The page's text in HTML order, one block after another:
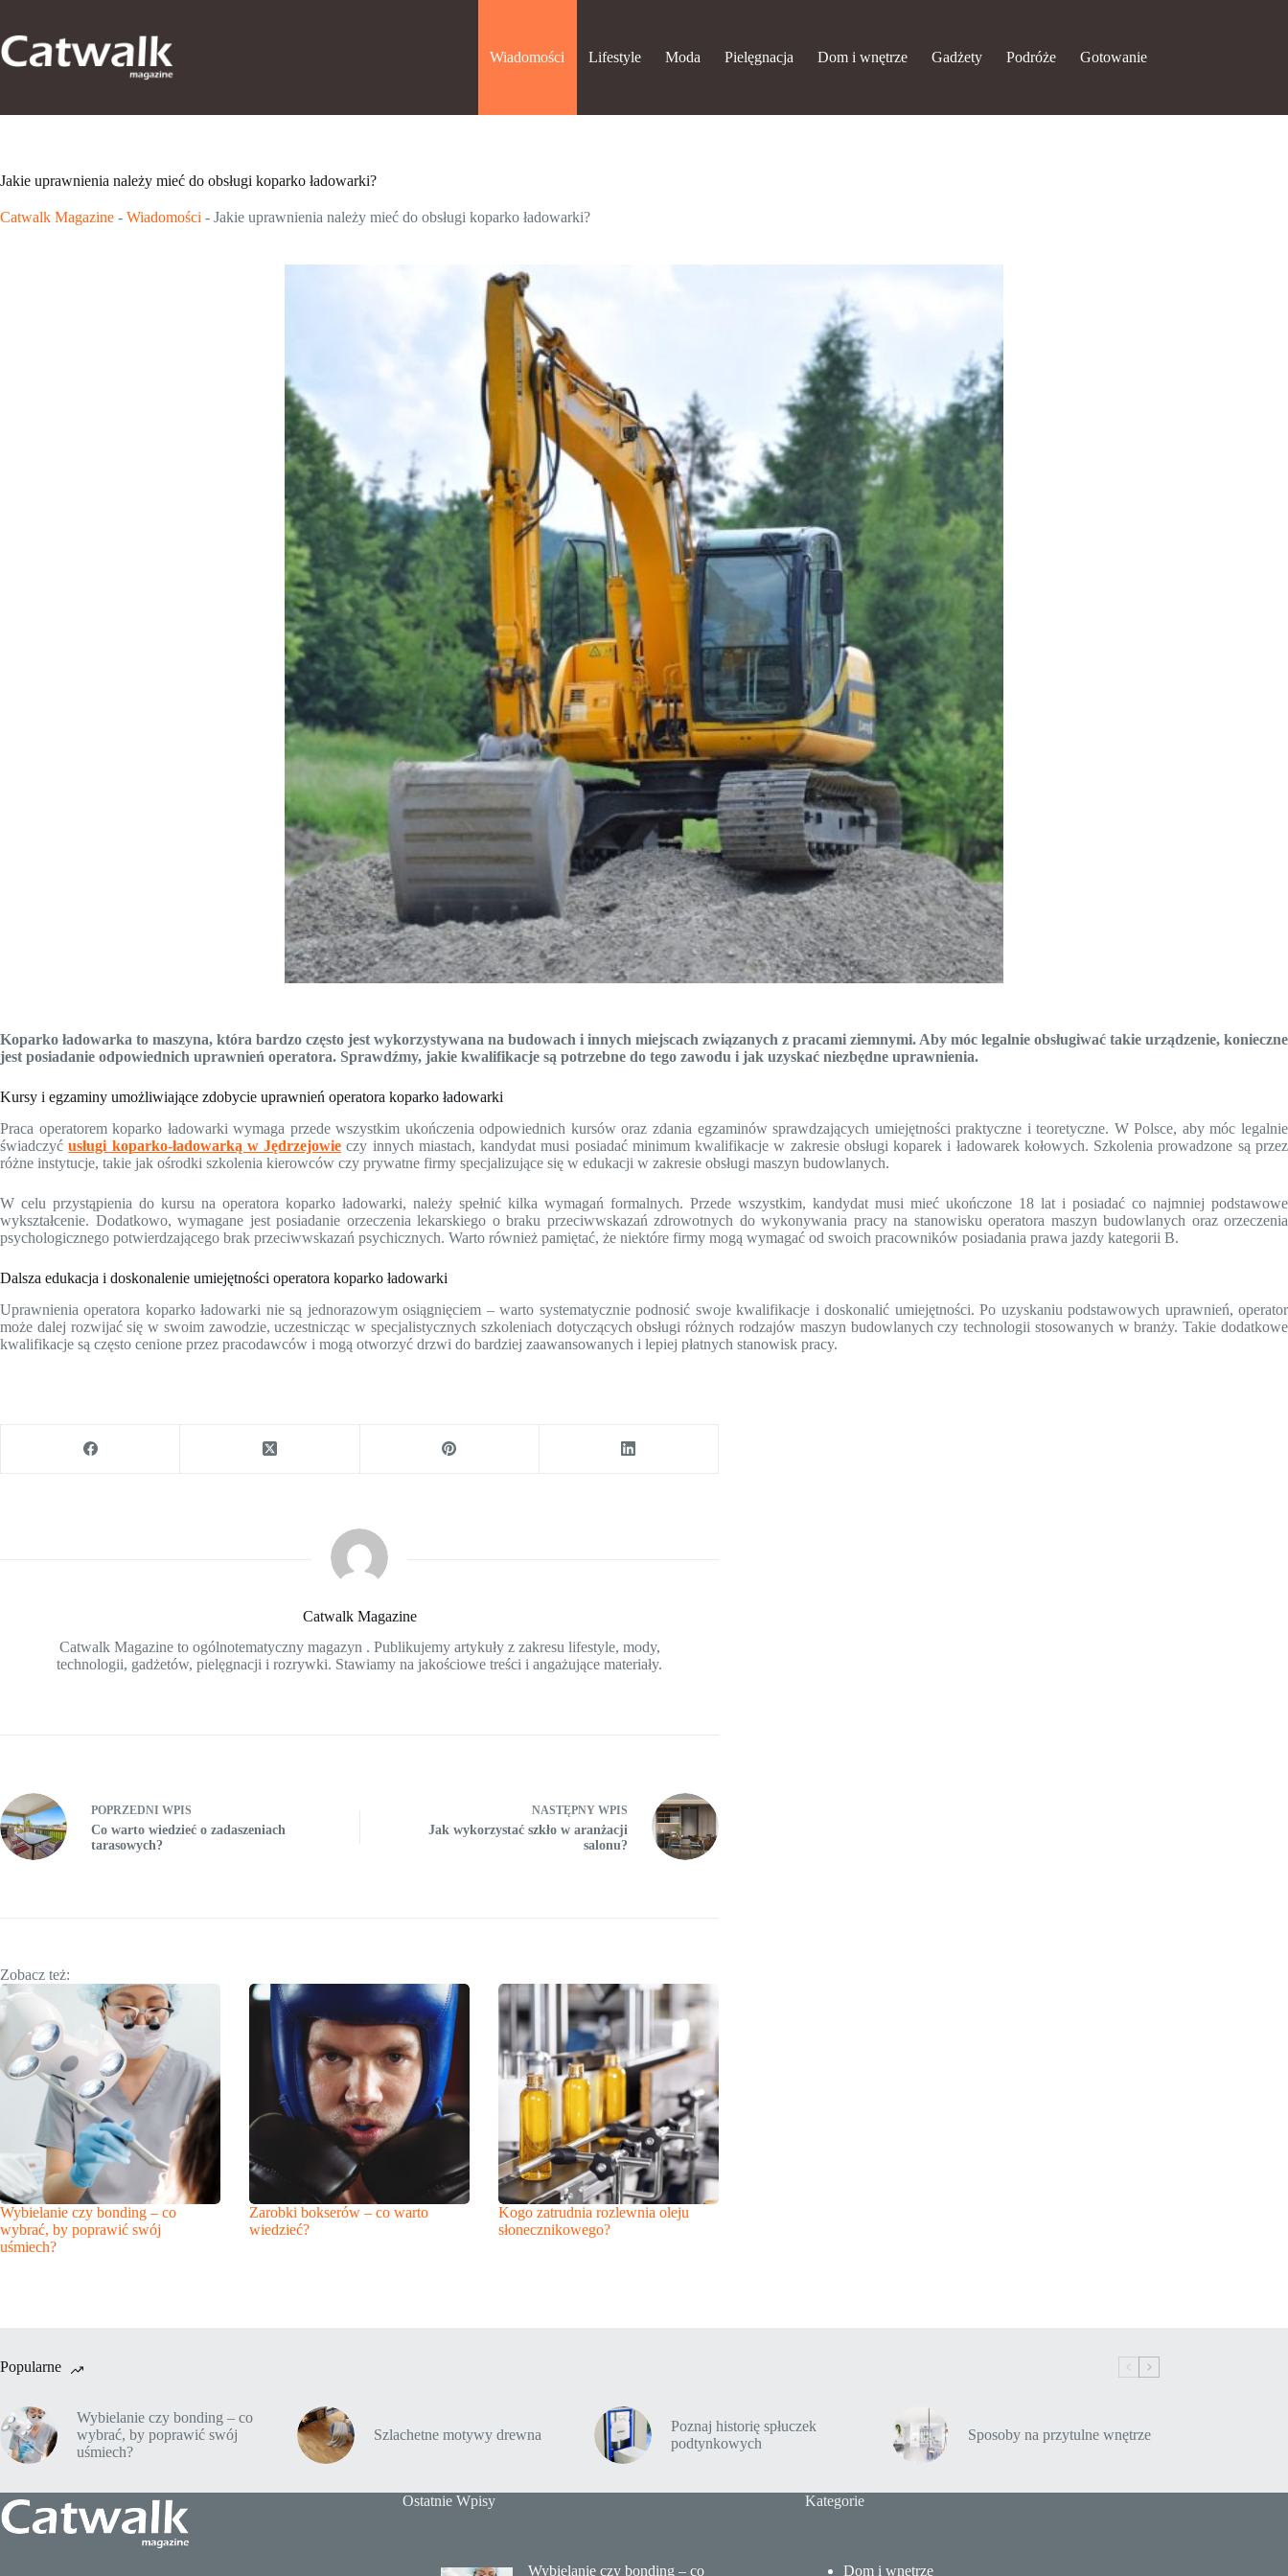
treści
Wiadomości
Lifestyle Moda Pielęgnacja Dom i wnętrze Gadżety Podróże Gotowanie
Jakie uprawnienia należy mieć do obsługi koparko ładowarki?
Catwalk Magazine - Wiadomości - Jakie uprawnienia należy mieć do obsługi koparko ładowarki?
Koparko ładowarka to maszyna, która bardzo często jest wykorzystywana na budowach i innych miejscach związanych z pracami ziemnymi. Aby móc legalnie obsługiwać takie urządzenie, konieczne
jest posiadanie odpowiednich uprawnień operatora. Sprawdźmy, jakie kwalifikacje są potrzebne do tego zawodu i jak uzyskać niezbędne uprawnienia.
Kursy i egzaminy umożliwiające zdobycie uprawnień operatora koparko ładowarki
Praca operatorem koparko ładowarki wymaga przede wszystkim ukończenia odpowiednich kursów oraz zdania egzaminów sprawdzających umiejętności praktyczne i teoretyczne. W Polsce, aby móc legalnie
świadczyćusługi koparko-ładowarką w Jędrzejowie czy innych miastach, kandydat musi posiadać minimum kwalifikacje w zakresie obsługi koparek i ładowarek kołowych. Szkolenia prowadzone są przez
różne instytucje, takie jak ośrodki szkolenia kierowców czy prywatne firmy specjalizujące się w edukacji w zakresie obsługi maszyn budowlanych.
W celu przystąpienia do kursu na operatora koparko ładowarki, należy spełnić kilka wymagań formalnych. Przede wszystkim, kandydat musi mieć ukończone 18 lat i posiadać co najmniej podstawowe
wykształcenie. Dodatkowo, wymagane jest posiadanie orzeczenia lekarskiego o braku przeciwwskazań zdrowotnych do wykonywania pracy na stanowisku operatora maszyn budowlanych oraz orzeczenia
psychologicznego potwierdzającego brak przeciwwskazań psychicznych. Warto również pamiętać, że niektóre firmy mogą wymagać od swoich pracowników posiadania prawa jazdy kategorii B.
Dalsza edukacja i doskonalenie umiejętności operatora koparko ładowarki
Uprawnienia operatora koparko ładowarki nie są jednorazowym osiągnięciem – warto systematycznie podnosić swoje kwalifikacje i doskonalić umiejętności. Po uzyskaniu podstawowych uprawnień, operator
może dalej rozwijać się w swoim zawodzie, uczestnicząc w specjalistycznych szkoleniach dotyczących obsługi różnych rodzajów maszyn budowlanych czy technologii stosowanych w branży. Takie dodatkowe
kwalifikacje są często cenione przez pracodawców i mogą otworzyć drzwi do bardziej zaawansowanych i lepiej płatnych stanowisk pracy.
Catwalk Magazine
Catwalk Magazine to ogólnotematyczny magazyn . Publikujemy artykuły z zakresu lifestyle, mody,
technologii, gadżetów, pielęgnacji i rozrywki. Stawiamy na jakościowe treści i angażujące materiały.
POPRZEDNI WPIS
Co warto wiedzieć o zadaszeniach
tarasowych?
NASTĘPNY WPIS
Jak wykorzystać szkło w aranżacji
salonu?
Zobacz też:
Wybielanie czy bonding – co
wybrać, by poprawić swój
uśmiech?
Zarobki bokserów – co warto
wiedzieć?
Kogo zatrudnia rozlewnia oleju
słonecznikowego?
Popularne
Wybielanie czy bonding – co
wybrać, by poprawić swój
uśmiech?
Szlachetne motywy drewna
Poznaj historię spłuczek
podtynkowych
Sposoby na przytulne wnętrze
Ostatnie Wpisy
Wybielanie czy bonding – co
Kategorie
Dom i wnętrze